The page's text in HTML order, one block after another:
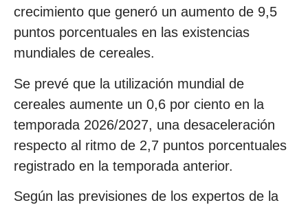
crecimiento que generó un aumento de 9,5
puntos porcentuales en las existencias
mundiales de cereales.
Se prevé que la utilización mundial de
cereales aumente un 0,6 por ciento en la
temporada 2026/2027, una desaceleración
respecto al ritmo de 2,7 puntos porcentuales
registrado en la temporada anterior.
Según las previsiones de los expertos de la